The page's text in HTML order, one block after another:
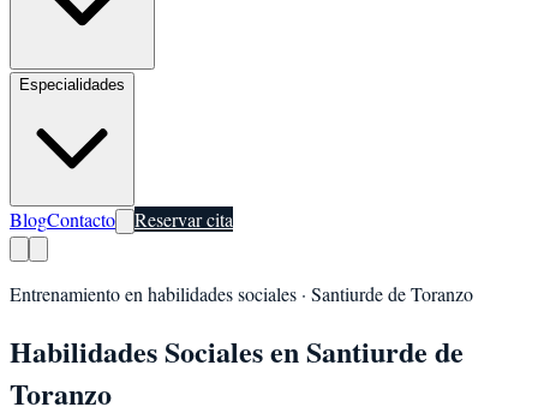
Especialidades
BlogContacto Reservar cita
Entrenamiento en habilidades sociales · Santiurde de Toranzo
Habilidades SocialesenSantiurde de
Toranzo